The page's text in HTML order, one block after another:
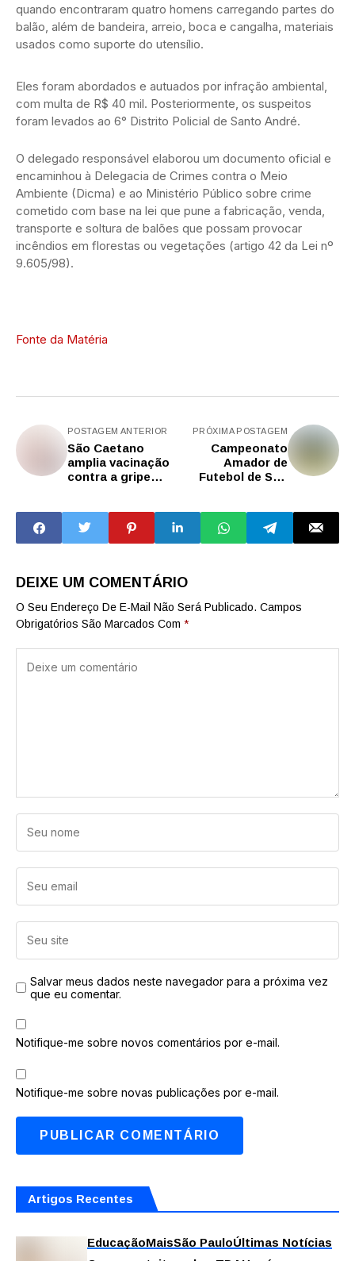
quando encontraram quatro homens carregando partes do
balão, além de bandeira, arreio, boca e cangalha, materiais
usados como suporte do utensílio.
Eles foram abordados e autuados por infração ambiental,
com multa de R$ 40 mil. Posteriormente, os suspeitos
foram levados ao 6° Distrito Policial de Santo André.
O delegado responsável elaborou um documento oficial e
encaminhou à Delegacia de Crimes contra o Meio
Ambiente (Dicma) e ao Ministério Público sobre crime
cometido com base na lei que pune a fabricação, venda,
transporte e soltura de balões que possam provocar
incêndios em florestas ou vegetações (artigo 42 da Lei nº
9.605/98).
Fonte da Matéria
POSTAGEM ANTERIOR
São Caetano
amplia vacinação
contra a gripe
de seis meses
PRÓXIMA POSTAGEM
Campeonato
Amador de
Futebol de São
por partida na
primeira rodada
DEIXE UM COMENTÁRIO
O Seu Endereço De E-Mail Não Será Publicado. Campos
Obrigatórios São Marcados Com *
Salvar meus dados neste navegador para a próxima vez
que eu comentar.
Notifique-me sobre novos comentários por e-mail.
Notifique-me sobre novas publicações por e-mail.
Artigos Recentes
EducaçãoMaisSão PauloÚltimas Notícias